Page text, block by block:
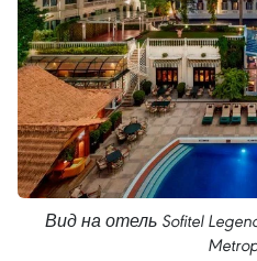
Вид на отель Sofitel